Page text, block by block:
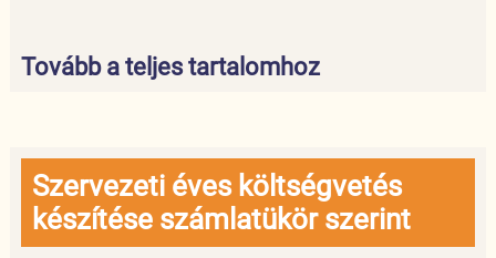
Tovább a teljes tartalomhoz
Szervezeti éves költségvetés
készítése számlatükör szerint